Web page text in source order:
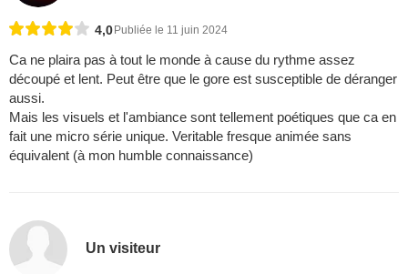
4,0 Publiée le 11 juin 2024
Ca ne plaira pas à tout le monde à cause du rythme assez
découpé et lent. Peut être que le gore est susceptible de déranger
aussi.
Mais les visuels et l'ambiance sont tellement poétiques que ca en
fait une micro série unique. Veritable fresque animée sans
équivalent (à mon humble connaissance)
Un visiteur